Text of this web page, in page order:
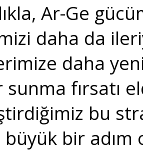
Ar-Ge
daha da
daha
fırsatı
bu
bir